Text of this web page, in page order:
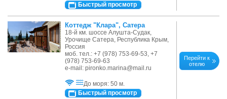
Быстрый просмотр
Коттедж "Клара", Сатера
18-й км. шоссе Алушта-Судак,
Урочище Сатера, Республика Крым,
Россия
моб. тел.: +7 (978) 753-69-53, +7
(978) 753-69-63
e-mail: pironko.marina@mail.ru
До моря: 50 м.
Быстрый просмотр
Перейти к
отелю